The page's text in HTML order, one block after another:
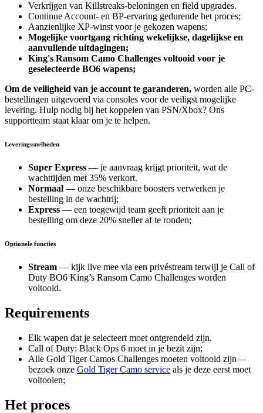
Verkrijgen van Killstreaks-beloningen en field upgrades.
Continue Account- en BP-ervaring gedurende het proces;
Aanzienlijke XP-winst voor je gekozen wapens;
Mogelijke voortgang richting wekelijkse, dagelijkse en
aanvullende uitdagingen;
King's Ransom Camo Challenges voltooid voor je
geselecteerde BO6 wapens;
Om de veiligheid van je account te garanderen, worden alle PC-
bestellingen uitgevoerd via consoles voor de veiligst mogelijke
levering. Hulp nodig bij het koppelen van PSN/Xbox? Ons
supportteam staat klaar om je te helpen.
Leveringssnelheden
Super Express — je aanvraag krijgt prioriteit, wat de
wachttijden met 35% verkort.
Normaal — onze beschikbare boosters verwerken je
bestelling in de wachtrij;
Express — een toegewijd team geeft prioriteit aan je
bestelling om deze 20% sneller af te ronden;
Optionele functies
Stream — kijk live mee via een privéstream terwijl je Call of
Duty BO6 King’s Ransom Camo Challenges worden
voltooid.
Requirements
Elk wapen dat je selecteert moet ontgrendeld zijn.
Call of Duty: Black Ops 6 moet in je bezit zijn;
Alle Gold Tiger Camos Challenges moeten voltooid zijn—
bezoek onze Gold Tiger Camo service als je deze eerst moet
voltooien;
Het proces